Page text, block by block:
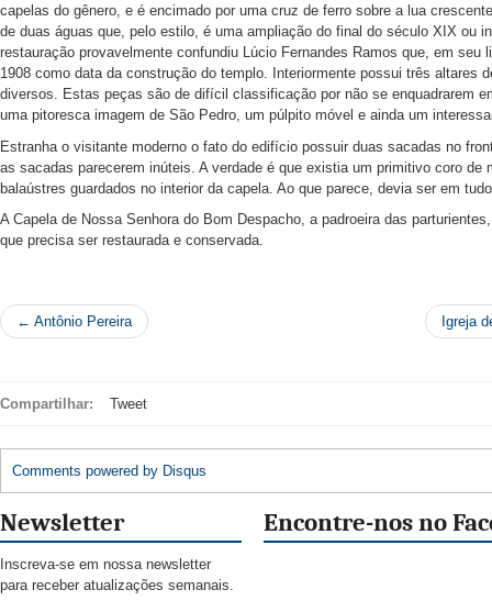
capelas do gênero, e é encimado por uma cruz de ferro sobre a lua
de duas águas que, pelo estilo, é uma ampliação do final do século XIX ou
restauração provavelmente confundiu Lúcio Fernandes Ramos que, em seu
1908 como data da construção do templo. Interiormente possui três altares
diversos. Estas peças são de difícil classificação por não se enquadrarem
uma pitoresca imagem de São Pedro, um púlpito móvel e ainda um
Estranha o visitante moderno o fato do edifício possuir duas sacadas no
as sacadas parecerem inúteis. A verdade é que existia um primitivo coro
balaústres guardados no interior da capela. Ao que parece, devia ser em
A Capela de Nossa Senhora do Bom Despacho, a padroeira das
que precisa ser restaurada e conservada.
← Antônio Pereira Igreja
Compartilhar: Tweet
Comments powered by Disqus
Newsletter
Inscreva-se em nossa newsletter
para receber atualizações semanais.
Encontre-nos no